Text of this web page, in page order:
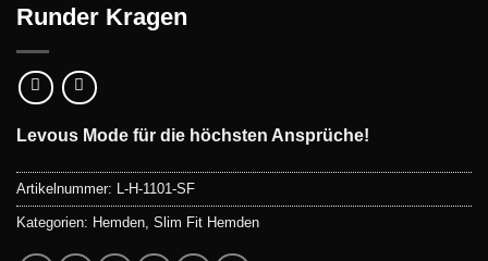
Runder Kragen
Levous Mode für die höchsten Ansprüche!
Artikelnummer: L-H-1101-SF
Kategorien: Hemden, Slim Fit Hemden